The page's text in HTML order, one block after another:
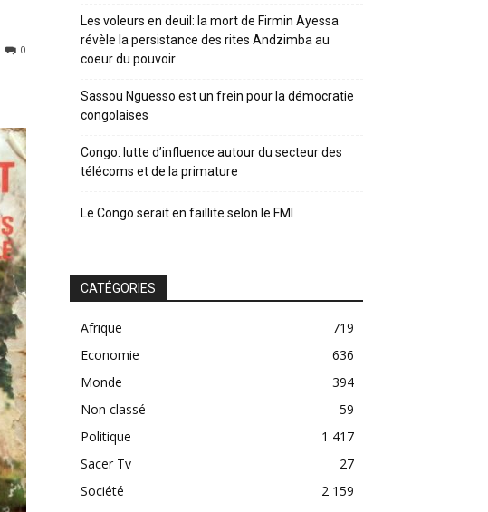
0
Les voleurs en deuil: la mort de Firmin Ayessa
révèle la persistance des rites Andzimba au
coeur du pouvoir
Sassou Nguesso est un frein pour la démocratie
congolaises
Congo: lutte d’influence autour du secteur des
télécoms et de la primature
Le Congo serait en faillite selon le FMI
CATÉGORIES
Afrique
719
Economie
636
Monde
394
Non classé
59
Politique
1 417
Sacer Tv
27
Société
2 159